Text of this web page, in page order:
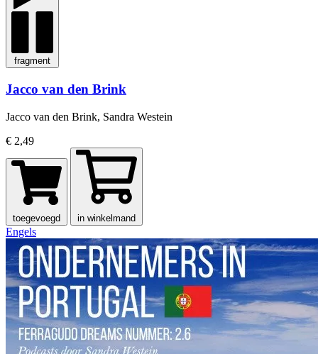
fragment
Jacco van den Brink
Jacco van den Brink, Sandra Westein
€ 2,49
toegevoegd in winkelmand
Engels